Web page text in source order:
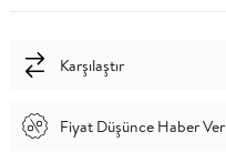
Karşılaştır
Fiyat Düşünce Haber Ver